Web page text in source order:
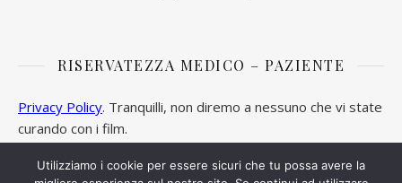
RISERVATEZZA MEDICO – PAZIENTE
Privacy Policy. Tranquilli, non diremo a nessuno che vi state
curando con i film.
Utilizziamo i cookie per essere sicuri che tu possa avere la